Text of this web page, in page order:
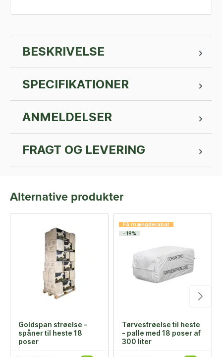
BESKRIVELSE
SPECIFIKATIONER
ANMELDELSER
FRAGT OG LEVERING
Alternative produkter
Goldspan strøelse -
spåner til heste 18
poser
Få mængderabat
-19%
Tørvestrøelse til heste
- palle med 18 poser af
300 liter